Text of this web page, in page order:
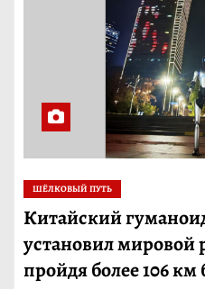
ШЁЛКОВЫЙ ПУТЬ
Китайский
установил мировой
пройдя более 106 км